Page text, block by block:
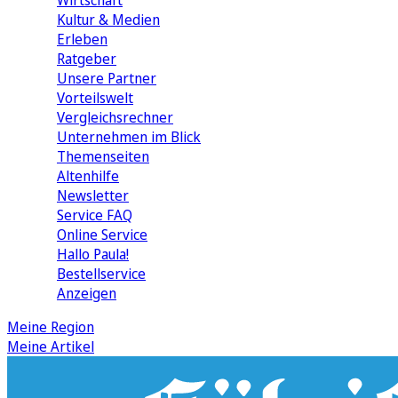
Kultur & Medien
Erleben
Ratgeber
Unsere Partner
Vorteilswelt
Vergleichsrechner
Unternehmen im Blick
Themenseiten
Altenhilfe
Newsletter
Service FAQ
Online Service
Hallo Paula!
Bestellservice
Anzeigen
Meine Region
Meine Artikel